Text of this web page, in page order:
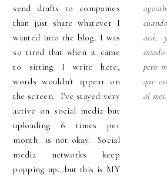
send drafts to companies
than just share whatever I
wanted into the blog. I was
so tired that when it came
to sitting I write here,
words wouldn't appear on
the screen. I've stayed very
active on social media but
uploading 6 times per
month is not okay. Social
media networks keep
popping up...but this is MY
acá,
pero
que
al